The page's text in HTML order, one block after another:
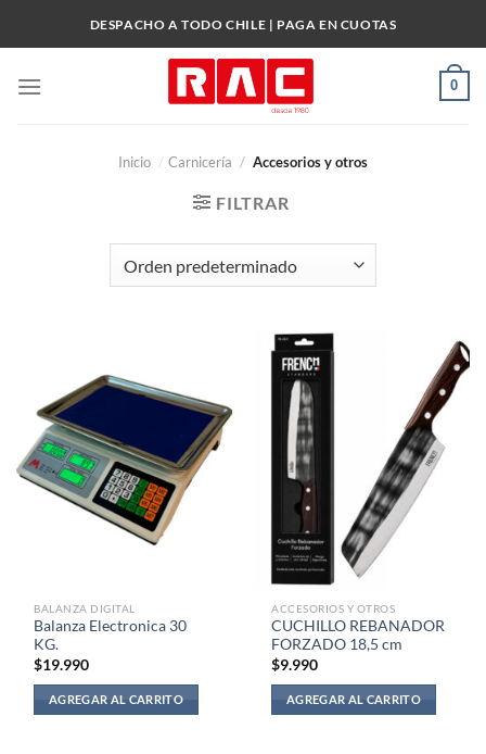
DESPACHO A TODO CHILE | PAGA EN CUOTAS
0
Inicio / Carnicería / Accesorios y otros
FILTRAR
BALANZA DIGITAL
Balanza Electronica 30
KG.
$19.990
AGREGAR AL CARRITO
ACCESORIOS Y OTROS
CUCHILLO REBANADOR
FORZADO 18,5 cm
$9.990
AGREGAR AL CARRITO